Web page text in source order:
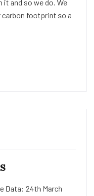
it and so we do. We
carbon footprint so a
Data: 24th March